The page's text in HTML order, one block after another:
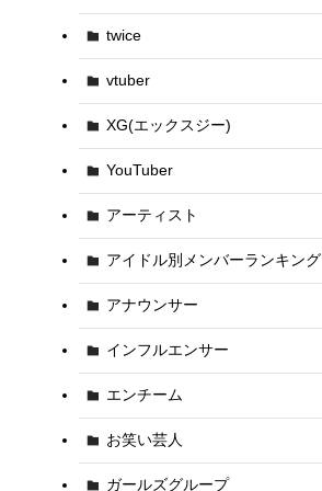
twice
vtuber
XG(エックスジー)
YouTuber
アーティスト
アイドル別メンバーランキング
アナウンサー
インフルエンサー
エンチーム
お笑い芸人
ガールズグループ